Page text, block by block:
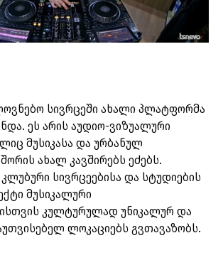
სივრცეში ახალი პლატფორმა
ეს არის აუდიო-ვიზუალური
მუსიკასა და ურბანულ
ახალ კავშირებს ეძებს.
სივრცეებისა და სტუდიების
მუსიკალური
კულტურულად უნიკალურ და
ლოკაციებს გვთავაზობს.